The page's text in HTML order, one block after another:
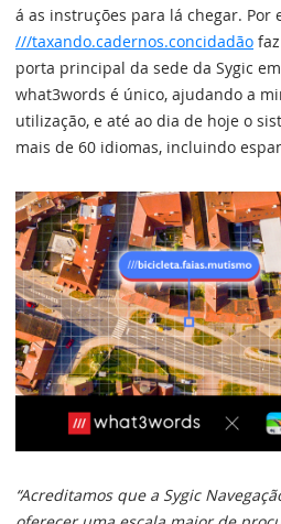
á as instruções para lá chegar. Por
///taxando.cadernos.concidadão
porta principal da sede da Sygic
what3words é único, ajudando a
utilização, e até ao dia de hoje o
mais de 60 idiomas, incluindo
“Acreditamos que a Sygic